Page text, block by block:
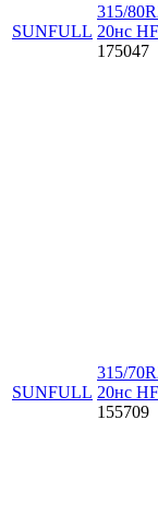
SUNFULL
315/
20нс
175047
SUNFULL
315/
20нc
155709